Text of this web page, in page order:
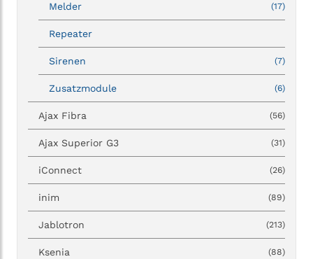
Melder (17)
Repeater
Sirenen (7)
Zusatzmodule (6)
Ajax Fibra (56)
Ajax Superior G3 (31)
iConnect (26)
inim (89)
Jablotron (213)
Ksenia (88)